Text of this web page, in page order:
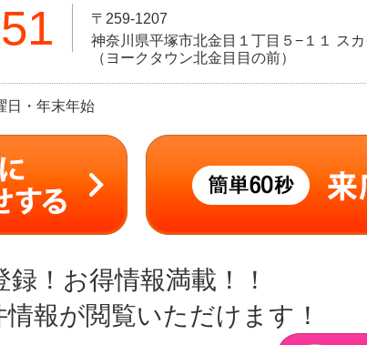
〒259-1207
神奈川県平塚市北金目１丁目５−１１ ス
（ヨークタウン北金目目の前）
日・年末年始
！お得情報満載！！
報が閲覧いただけます！